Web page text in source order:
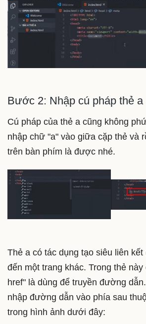
Bước 2: Nhập cú pháp thẻ a
Cú pháp của thẻ a cũng không
nhập chữ "a" vào giữa cặp thẻ và
trên bàn phím là được nhé.
Thẻ a có tác dụng tạo siêu liên kết
đến một trang khác. Trong thẻ
href" là dùng để truyền đường
nhập đường dẫn vào phía sau
trong hình ảnh dưới đây: